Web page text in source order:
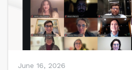
June 16, 2026